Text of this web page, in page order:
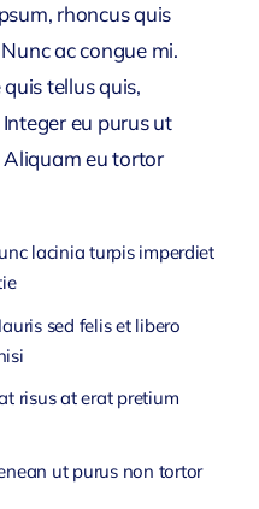
rhoncus quis
ac congue mi.
tellus quis,
eu purus ut
eu tortor
lacinia turpis imperdiet
sed felis et libero
risus at erat pretium
ut purus non tortor